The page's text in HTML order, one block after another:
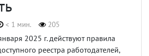
< 1 мин. 205
2025 г. действуют правила
реестра работодателей,